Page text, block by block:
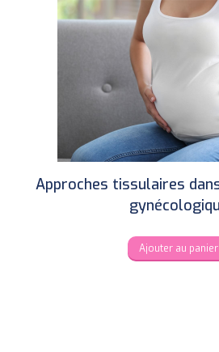
Approches tissulaires
Ajouter au panier